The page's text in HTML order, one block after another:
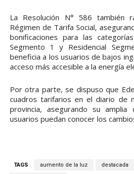
La Resolución N° 586 también
Régimen de Tarifa Social,
bonificaciones para las
Segmento 1 y Residencial
beneficia a los usuarios de bajos
acceso más accesible a la energía
Por otra parte, se dispuso que
cuadros tarifarios en el diario de
provincia, asegurando su
usuarios puedan conocer los
TAGS aumento de la luz destacada